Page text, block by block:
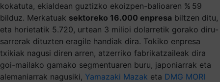
kokatuta, ekialdean guztizko ekoizpen-balioaren % 59
bilduz. Merkatuak sektoreko 16.000 enpresa biltzen ditu,
eta horietatik 5.720, urtean 3 milioi dolarretik gorako diru-
sarrerak dituzten eragile handiak dira. Tokiko enpresa
txikiak nagusi diren arren, atzerriko fabrikatzaileak dira
goi-mailako gamako segmentuaren buru, japoniarrak eta
alemaniarrak nagusiki, Yamazaki Mazak eta DMG MORI